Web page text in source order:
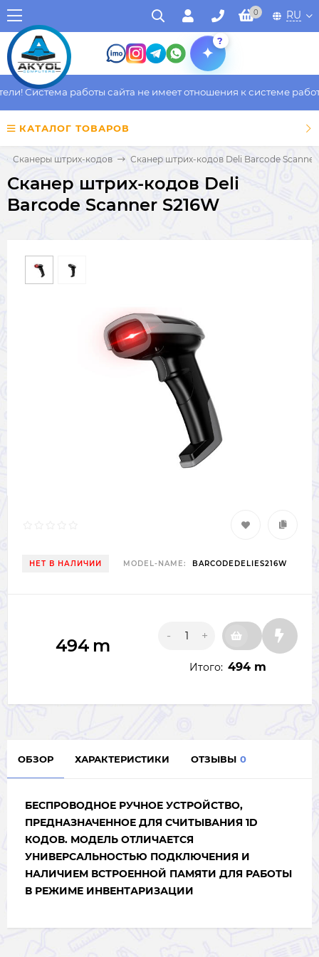
0 RU
?
Система работы сайта не имеет отношения к системе
КАТАЛОГ ТОВАРОВ
Сканеры штрих-кодов Сканер штрих-кодов Deli Barcode Scanner
Сканер штрих-кодов Deli
Barcode Scanner S216W
НЕТ В НАЛИЧИИ MODEL-NAME: BARCODEDELIES216W
494 m - +
Итого: 494 m
ОБЗОР ХАРАКТЕРИСТИКИ ОТЗЫВЫ 0
БЕСПРОВОДНОЕ РУЧНОЕ УСТРОЙСТВО,
ПРЕДНАЗНАЧЕННОЕ ДЛЯ СЧИТЫВАНИЯ 1D
КОДОВ. МОДЕЛЬ ОТЛИЧАЕТСЯ
УНИВЕРСАЛЬНОСТЬЮ ПОДКЛЮЧЕНИЯ И
НАЛИЧИЕМ ВСТРОЕННОЙ ПАМЯТИ ДЛЯ РАБОТЫ
В РЕЖИМЕ ИНВЕНТАРИЗАЦИИ